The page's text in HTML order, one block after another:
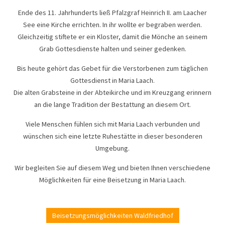
Ende des 11. Jahrhunderts ließ Pfalzgraf Heinrich II. am Laacher
See eine Kirche errichten. In ihr wollte er begraben werden.
Gleichzeitig stiftete er ein Kloster, damit die Mönche an seinem
Grab Gottesdienste halten und seiner gedenken.
Bis heute gehört das Gebet für die Verstorbenen zum täglichen
Gottesdienst in Maria Laach.
Die alten Grabsteine in der Abteikirche und im Kreuzgang erinnern
an die lange Tradition der Bestattung an diesem Ort.
Viele Menschen fühlen sich mit Maria Laach verbunden und
wünschen sich eine letzte Ruhestätte in dieser besonderen
Umgebung.
Wir begleiten Sie auf diesem Weg und bieten Ihnen verschiedene
Möglichkeiten für eine Beisetzung in Maria Laach.
Beisetzungsmöglichkeiten Waldfriedhof